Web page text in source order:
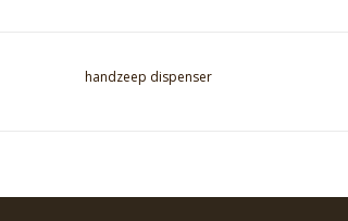
handzeep dispenser